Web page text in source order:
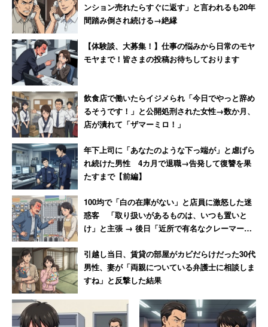
ンション売れたらすぐに返す」と言われるも20年
間踏み倒され続ける→絶縁
【体験談、大募集！】仕事の悩みから日常のモヤ
モヤまで！皆さまの投稿お待ちしております
飲食店で働いたらイジメられ「今日でやっと辞め
るそうです！」と公開処刑された女性→数か月、
店が潰れて「ザマーミロ！」
年下上司に「あなたのような下っ端が」と虐げら
れ続けた男性 4カ月で退職→告発して復讐を果
たすまで【前編】
100均で「白の在庫がない」と店員に激怒した迷
惑客 「取り扱いがあるものは、いつも置いと
け」と主張 → 後日「近所で有名なクレーマー」
引越し当日、賃貸の部屋がカビだらけだった30代
男性、妻が「両親についている弁護士に相談しま
すね」と反撃した結果